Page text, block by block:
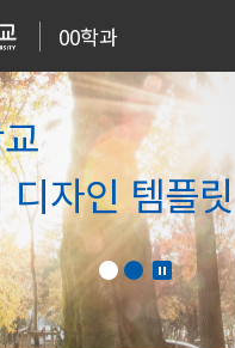
00학과
디자인 템플릿